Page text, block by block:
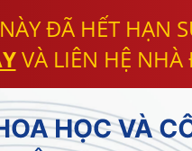
ĐÃ HẾT HẠN
VÀ LIÊN HỆ NHÀ